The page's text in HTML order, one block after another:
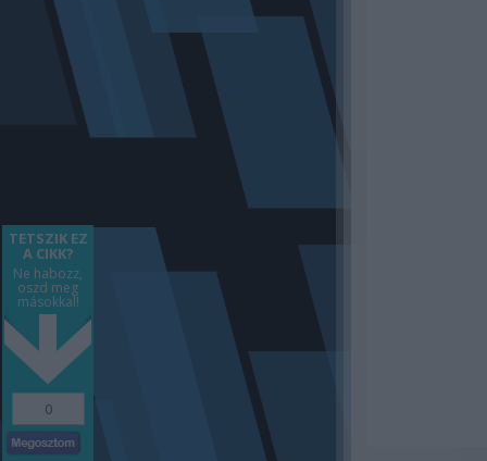
TETSZIK EZ
A CIKK?
Ne habozz,
oszd meg
másokkal!
0